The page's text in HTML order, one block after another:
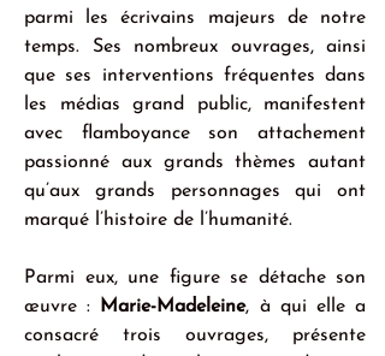
parmi les écrivains majeurs de notre
temps. Ses nombreux ouvrages, ainsi
que ses interventions fréquentes dans
les médias grand public, manifestent
avec flamboyance son attachement
passionné aux grands thèmes autant
qu’aux grands personnages qui ont
marqué l’histoire de l’humanité.
Parmi eux, une figure se détache son
œuvre :
Marie-Madeleine, à qui elle a
consacré trois ouvrages, présente